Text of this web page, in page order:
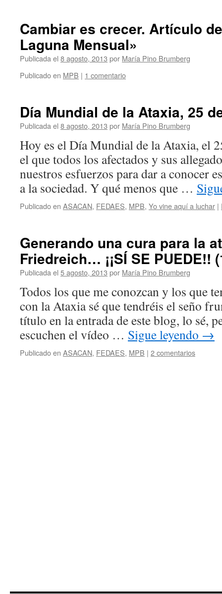
Cambiar es crecer. Artículo
Laguna Mensual»
Publicada el 8 agosto, 2013 por María Pino Brumberg
Publicado en MPB | 1 comentario
Día Mundial de la Ataxia, 25
Publicada el 8 agosto, 2013 por María Pino Brumberg
Hoy es el Día Mundial de la Ataxia, el
el que todos los afectados y sus
nuestros esfuerzos para dar a conocer
a la sociedad. Y qué menos que …
Publicado en ASACAN, FEDAES, MPB, Yo vine aquí a luchar |
Generando una cura para la
Friedreich… ¡¡SÍ SE PUEDE!!
Publicada el 5 agosto, 2013 por María Pino Brumberg
Todos los que me conozcan y los que
con la Ataxia sé que tendréis el seño
título en la entrada de este blog, lo sé,
escuchen el vídeo … Sigue leyendo →
Publicado en ASACAN, FEDAES, MPB | 2 comentarios